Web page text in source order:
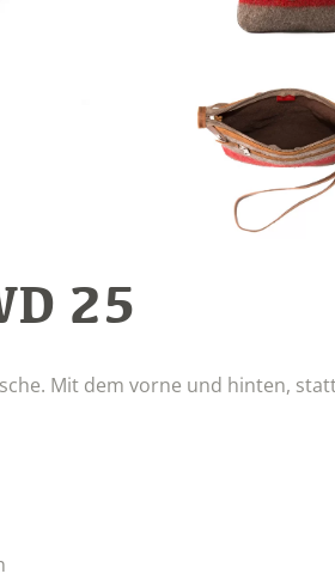
25
Mit dem vorne und hinten,